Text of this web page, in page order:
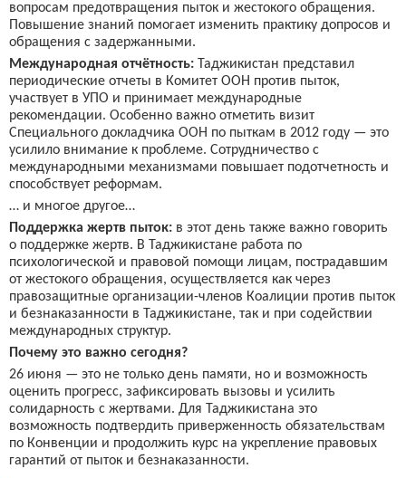
вопросам предотвращения пыток и жестокого обращения.
Повышение знаний помогает изменить практику допросов и
обращения с задержанными.
Международная отчётность: Таджикистан представил
периодические отчеты в Комитет ООН против пыток,
участвует в УПО и принимает международные
рекомендации. Особенно важно отметить визит
Специального докладчика ООН по пыткам в 2012 году — это
усилило внимание к проблеме. Сотрудничество с
международными механизмами повышает подотчетность и
способствует реформам.
… и многое другое…
Поддержка жертв пыток: в этот день также важно говорить
о поддержке жертв. В Таджикистане работа по
психологической и правовой помощи лицам, пострадавшим
от жестокого обращения, осуществляется как через
правозащитные организации-членов Коалиции против пыток
и безнаказанности в Таджикистане, так и при содействии
международных структур.
Почему это важно сегодня?
26 июня — это не только день памяти, но и возможность
оценить прогресс, зафиксировать вызовы и усилить
солидарность с жертвами. Для Таджикистана это
возможность подтвердить приверженность обязательствам
по Конвенции и продолжить курс на укрепление правовых
гарантий от пыток и безнаказанности.